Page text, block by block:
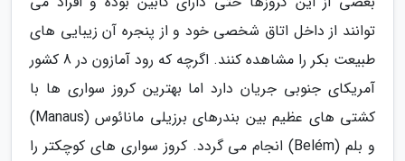
توانند از داخل اتاق شخصی خود و از پنجره آن زیبایی های
طبیعت بکر را مشاهده کنند. اگرچه که رود آمازون در 8 کشور
آمریکای جنوبی جریان دارد اما بهترین کروز سواری ها با
کشتی های عظیم بین بندرهای برزیلی مانائوس (Manaus)
و بلم (Belém) انجام می گردد. کروز سواری های کوچکتر را